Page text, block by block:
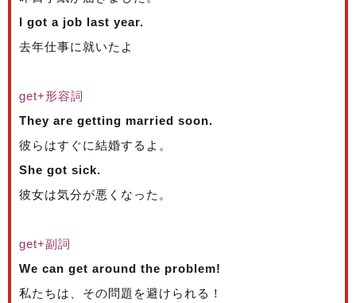
I got a job last year.
去年仕事に就いたよ
get+形容詞
They are getting married soon.
彼らはすぐに結婚するよ。
She got sick.
彼女は気分が悪くなった。
get+副詞
We can get around the problem!
私たちは、その問題を避けられる！